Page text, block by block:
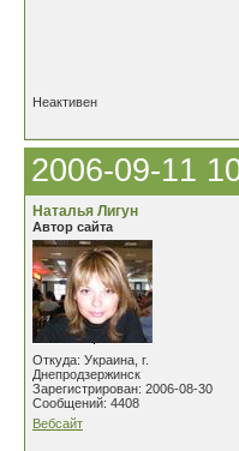
Неактивен
2006-09-11
Наталья Лигун
Автор сайта
Откуда: Украина, г.
Днепродзержинск
Зарегистрирован: 2006-08-30
Сообщений: 4408
Вебсайт